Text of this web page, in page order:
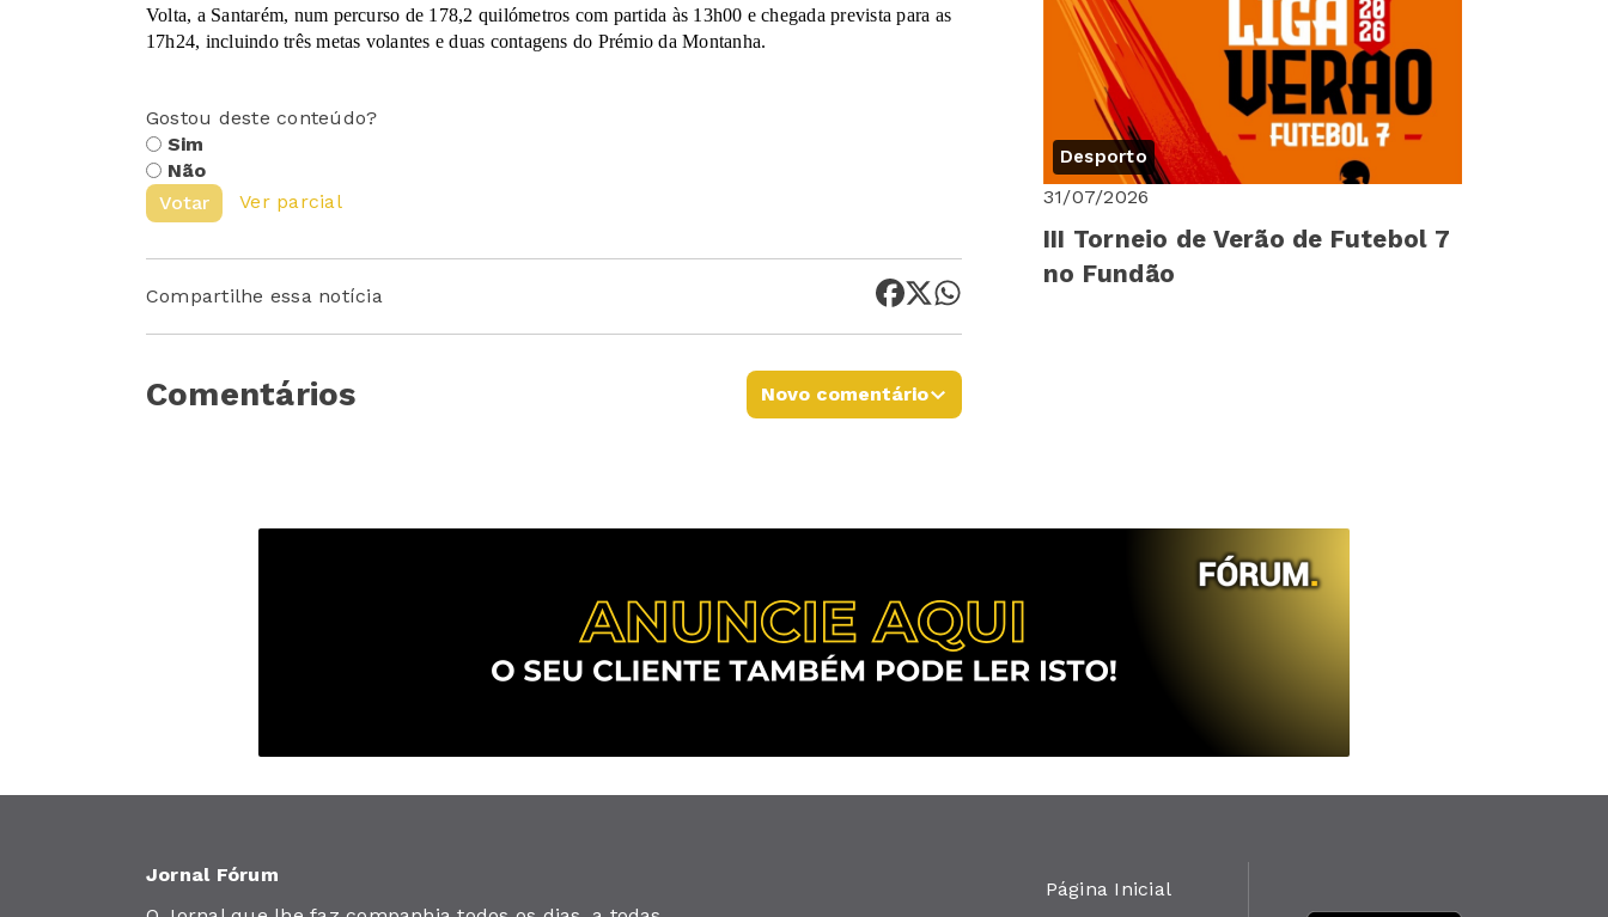
Volta, a Santarém, num percurso de 178,2 quilómetros com partida às 13h00 e chegada prevista para as
17h24, incluindo três metas volantes e duas contagens do Prémio da Montanha.
Gostou deste conteúdo?
Sim
Não
Votar
Ver parcial
Compartilhe essa notícia
Comentários Novo comentário
Desporto
31/07/2026
III Torneio de Verão de Futebol 7
no Fundão
Jornal Fórum
Página Inicial